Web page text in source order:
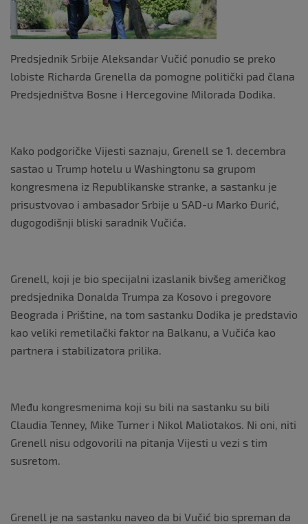
Predsjednik Srbije Aleksandar Vučić ponudio se preko
lobiste Richarda Grenella da pomogne politički pad člana
Predsjedništva Bosne i Hercegovine Milorada Dodika.
Kako podgoričke Vijesti saznaju, Grenell se 1. decembra
sastao u Trump hotelu u Washingtonu sa grupom
kongresmena iz Republikanske stranke, a sastanku je
prisustvovao i ambasador Srbije u SAD-u Marko Đurić,
dugogodišnji bliski saradnik Vučića.
Grenell, koji je bio specijalni izaslanik bivšeg američkog
predsjednika Donalda Trumpa za Kosovo i pregovore
Beograda i Prištine, na tom sastanku Dodika je predstavio
kao veliki remetilački faktor na Balkanu, a Vučića kao
partnera i stabilizatora prilika.
Među kongresmenima koji su bili na sastanku su bili
Claudia Tenney, Mike Turner i Nikol Maliotakos. Ni oni, niti
Grenell nisu odgovorili na pitanja Vijesti u vezi s tim
susretom.
Grenell je na sastanku naveo da bi Vučić bio spreman da